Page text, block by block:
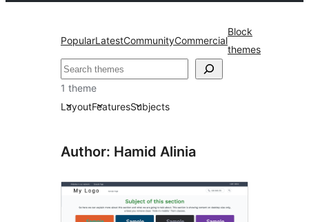
PopularLatestCommunityCommercial
Block
themes
Хайх
1 theme
LayoutFeaturesSubjects
Author: Hamid Alinia